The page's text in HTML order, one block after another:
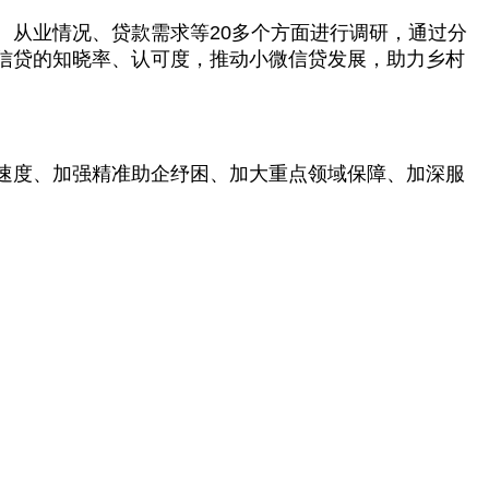
业情况、贷款需求等20多个方面进行调研，通过分
的知晓率、认可度，推动小微信贷发展，助力乡村
、加强精准助企纾困、加大重点领域保障、加深服